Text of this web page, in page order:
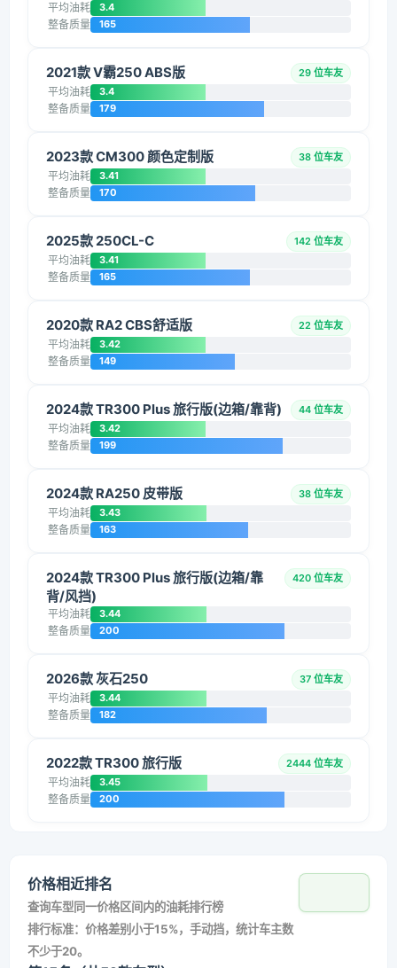
平均油耗 3.4
整备质量 165
2021款 V霸250 ABS版 29 位车友
平均油耗 3.4
整备质量 179
2023款 CM300 颜色定制版 38 位车友
平均油耗 3.41
整备质量 170
2025款 250CL-C 142 位车友
平均油耗 3.41
整备质量 165
2020款 RA2 CBS舒适版 22 位车友
平均油耗 3.42
整备质量 149
2024款 TR300 Plus 旅行版(边箱/靠背) 44 位车友
平均油耗 3.42
整备质量 199
2024款 RA250 皮带版 38 位车友
平均油耗 3.43
整备质量 163
2024款 TR300 Plus 旅行版(边箱/靠
背/风挡)
420 位车友
平均油耗 3.44
整备质量 200
2026款 灰石250 37 位车友
平均油耗 3.44
整备质量 182
2022款 TR300 旅行版 2444 位车友
平均油耗 3.45
整备质量 200
价格相近排名
查询车型同一价格区间内的油耗排行榜
排行标准：价格差别小于15%，手动挡，统计车主数
不少于20。